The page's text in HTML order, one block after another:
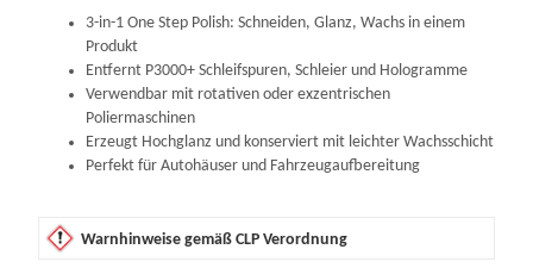
3-in-1 One Step Polish: Schneiden, Glanz, Wachs in einem
Produkt
Entfernt P3000+ Schleifspuren, Schleier und Hologramme
Verwendbar mit rotativen oder exzentrischen
Poliermaschinen
Erzeugt Hochglanz und konserviert mit leichter Wachsschicht
Perfekt für Autohäuser und Fahrzeugaufbereitung
Warnhinweise gemäß CLP Verordnung